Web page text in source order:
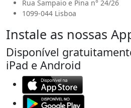
Rua Sampaio e Pina n° 24/26
1099-044 Lisboa
Instale as nossas
Disponível
iPad e Android